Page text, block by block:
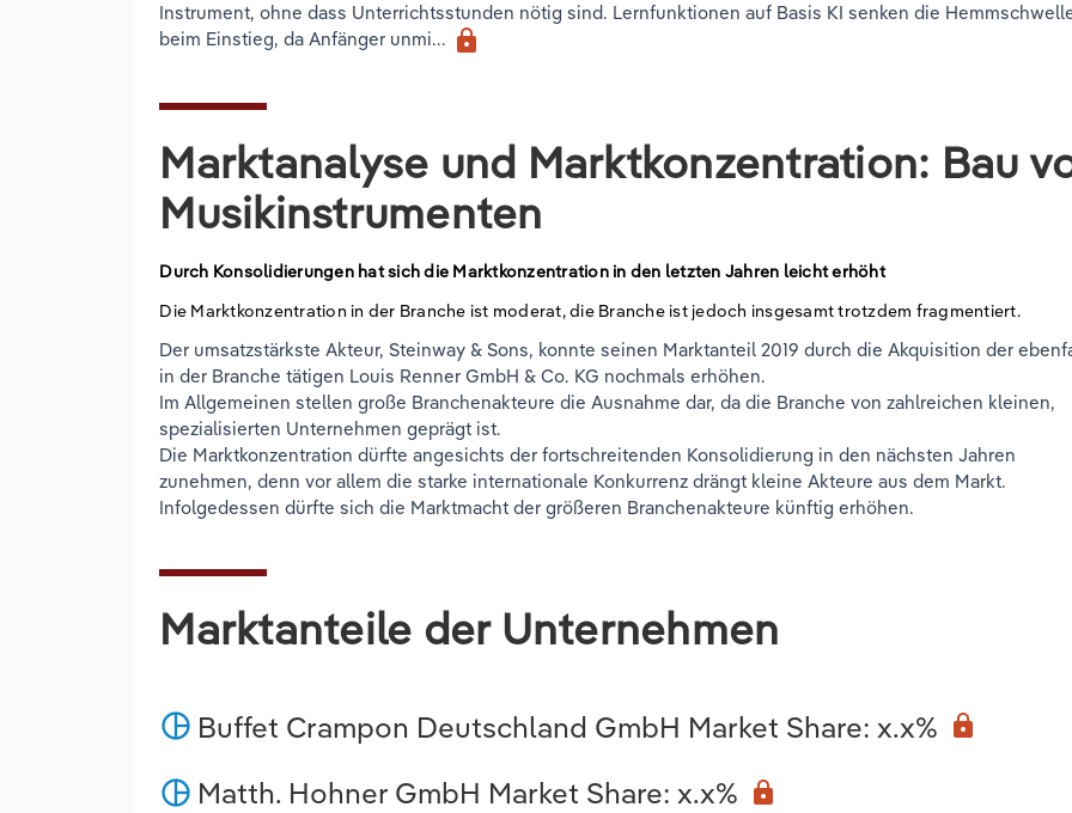
Instrument, ohne dass Unterrichtsstunden nötig sind. Lernfunktionen auf Basis KI senken die
beim Einstieg, da Anfänger unmi... lock
Marktanalyse und Marktkonzentration: Bau
Musikinstrumenten
Durch Konsolidierungen hat sich die Marktkonzentration in den letzten Jahren leicht erhöht
Die Marktkonzentration in der Branche ist moderat, die Branche ist jedoch insgesamt trotzdem fragmentiert.
Der umsatzstärkste Akteur, Steinway & Sons, konnte seinen Marktanteil 2019 durch die Akquisition der
in der Branche tätigen Louis Renner GmbH & Co. KG nochmals erhöhen.
Im Allgemeinen stellen große Branchenakteure die Ausnahme dar, da die Branche von zahlreichen kleinen,
spezialisierten Unternehmen geprägt ist.
Die Marktkonzentration dürfte angesichts der fortschreitenden Konsolidierung in den nächsten Jahren
zunehmen, denn vor allem die starke internationale Konkurrenz drängt kleine Akteure aus dem Markt.
Infolgedessen dürfte sich die Marktmacht der größeren Branchenakteure künftig erhöhen.
Marktanteile der Unternehmen
pie_chart Buffet Crampon Deutschland GmbH Market Share: x.x% lock
pie_chart Matth. Hohner GmbH Market Share: x.x% lock